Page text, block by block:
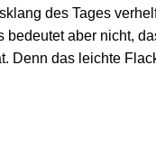
des Tages
bedeutet aber nicht,
Denn das leichte